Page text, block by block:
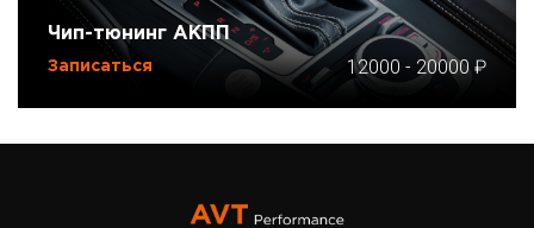
Чип-тюнинг АКПП
Записаться 12000 - 20000